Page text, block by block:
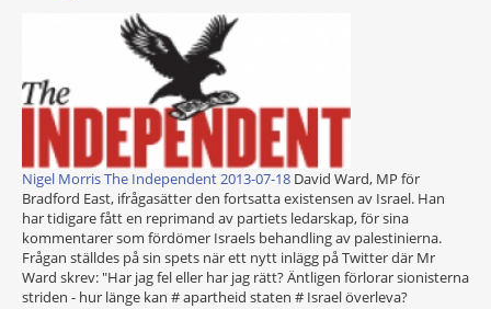
Nigel MorrisThe Independent 2013-07-18 David Ward, MP för
Bradford East, ifrågasätter den fortsatta existensen av Israel. Han
har tidigare fått en reprimand av partiets ledarskap, för sina
kommentarer som fördömer Israels behandling av palestinierna.
Frågan ställdes på sin spets när ett nytt inlägg på Twitter där Mr
Ward skrev: "Har jag fel eller har jag rätt? Äntligen förlorar sionisterna
striden - hur länge kan # apartheid staten # Israel överleva?